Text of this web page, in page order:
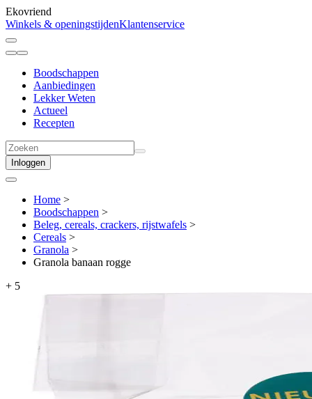
Ekovriend
Winkels & openingstijdenKlantenservice
Boodschappen
Aanbiedingen
Lekker Weten
Actueel
Recepten
Inloggen
Home >
Boodschappen >
Beleg, cereals, crackers, rijstwafels >
Cereals >
Granola >
Granola banaan rogge
+ 5